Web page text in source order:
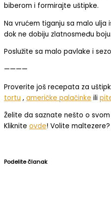
biberom i formirajte uštipke.
Na vrućem tiganju sa malo
dok ne dobiju zlatnosmeđu boju.
Poslužite sa malo pavlake i
————
Proverite još recepata za
tortu , američke palačinke ili
Želite da saznate nešto o
Kliknite ovde! Volite
Podelite članak